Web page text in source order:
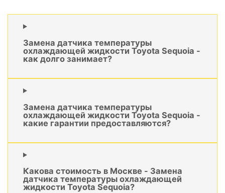
Замена датчика температуры
охлаждающей жидкости Toyota Sequoia -
как долго занимает?
Замена датчика температуры
охлаждающей жидкости Toyota Sequoia -
какие гарантии предоставляются?
Какова стоимость в Москве - Замена
датчика температуры охлаждающей
жидкости Toyota Sequoia?